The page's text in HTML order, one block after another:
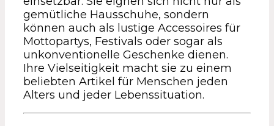
gemütliche Hausschuhe, sondern
können auch als lustige Accessoires für
Mottopartys, Festivals oder sogar als
unkonventionelle Geschenke dienen.
Ihre Vielseitigkeit macht sie zu einem
beliebten Artikel für Menschen jeden
Alters und jeder Lebenssituation.